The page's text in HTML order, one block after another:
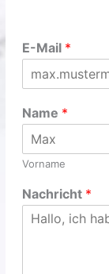
E-Mail *
Name *
Vorname
Nachricht *